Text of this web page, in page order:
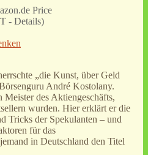
Price
- Details)
„die Kunst, über Geld
André Kostolany.
des Aktiengeschäfts,
wurden. Hier erklärt er die
Tricks der Spekulanten – und
für das
in Deutschland den Titel